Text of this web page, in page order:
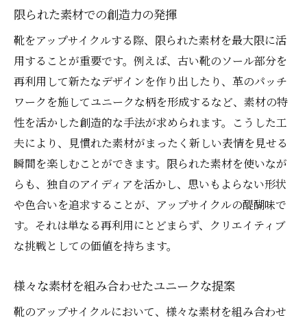
限られた素材での創造力の発揮
靴をアップサイクルする際、限られた素材を最大限に活
用することが重要です。例えば、古い靴のソール部分を
再利用して新たなデザインを作り出したり、革のパッチ
ワークを施してユニークな柄を形成するなど、素材の特
性を活かした創造的な手法が求められます。こうした工
夫により、見慣れた素材がまったく新しい表情を見せる
瞬間を楽しむことができます。限られた素材を使いなが
らも、独自のアイディアを活かし、思いもよらない形状
や色合いを追求することが、アップサイクルの醍醐味で
す。それは単なる再利用にとどまらず、クリエイティブ
な挑戦としての価値を持ちます。
様々な素材を組み合わせたユニークな提案
靴のアップサイクルにおいて、様々な素材を組み合わせ